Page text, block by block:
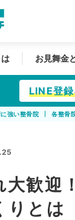
お見舞金
LINE登
強い整骨院 各整骨
大歓迎
りとは